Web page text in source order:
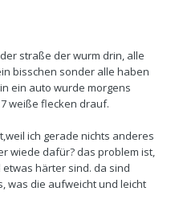
straße der wurm drin, alle
bisschen sonder alle haben
ein auto wurde morgens
weiße flecken drauf.
ich gerade nichts anderes
wiede dafür? das problem ist,
härter sind. da sind
was die aufweicht und leicht